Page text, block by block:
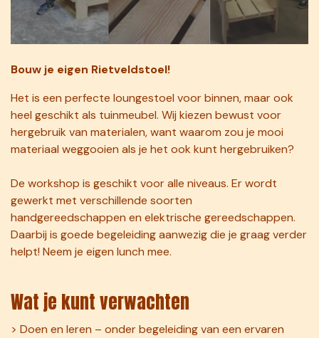
Bouw je eigen Rietveldstoel!
Het is een perfecte loungestoel voor binnen, maar ook
heel geschikt als tuinmeubel. Wij kiezen bewust voor
hergebruik van materialen, want waarom zou je mooi
materiaal weggooien als je het ook kunt hergebruiken?
De workshop is geschikt voor alle niveaus. Er wordt
gewerkt met verschillende soorten
handgereedschappen en elektrische gereedschappen.
Daarbij is goede begeleiding aanwezig die je graag verder
helpt! Neem je eigen lunch mee.
Wat je kunt verwachten
> Doen en leren – onder begeleiding van een ervaren